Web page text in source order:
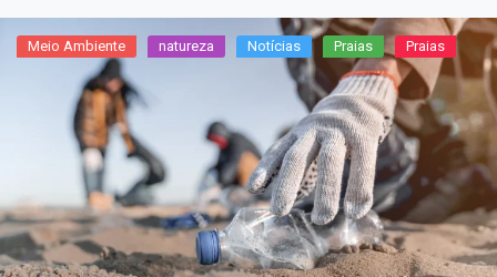
Meio Ambiente natureza Notícias Praias Praias